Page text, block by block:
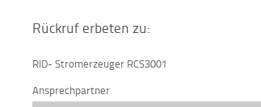
Rückruf erbeten zu:
RID- Stromerzeuger RCS3001
Ansprechpartner